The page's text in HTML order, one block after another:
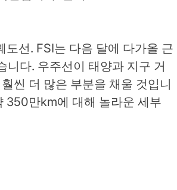
도선. FSI는 다음 달에 다가올 근
다. 우주선이 태양과 지구 거
씬 더 많은 부분을 채울 것입니
350만km에 대해 놀라운 세부